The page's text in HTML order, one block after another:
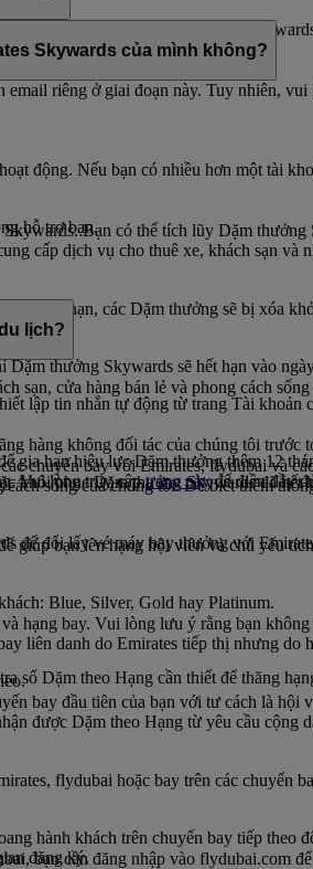
sẻ với những hội viên Emirates
Skywards của mình không?
riêng ở giai đoạn này. Tuy nhiên,
động. Nếu bạn có nhiều hơn một tài
hỗ trợ bạn.Bạn có thể tích lũy Dặm
cấp dịch vụ cho thuê xe, khách sạn và
hết hạn, các Dặm thưởng sẽ bị xóa
thưởng Skywards sẽ hết hạn vào
lập tin nhắn tự động từ trang Tài
hạn hiệu lực Dặm thưởng thêm 12
Vui lòng truy cậptrang nàyđể điền đầy
lịch?
sạn, cửa hàng bán lẻ và phong cách
hàng không đối tác của chúng tôi trước
khôi phục Dặm thưởng Skywards đã
chuyến bay với Emirates, flydubai và
cách sống của chúng tôi. Để biết thêm
để đổi lấy vé máy bay thưởng với
giúp bạn lên hạng hội viên và chủ yếu
Blue, Silver, Gold hay Platinum.
số Dặm theo Hạng cần thiết để thăng
hạng bay. Vui lòng lưu ý rằng bạn
liên danh do Emirates tiếp thị nhưng do
bay đầu tiên của bạn với tư cách là hội
được Dặm theo Hạng từ yêu cầu
flydubai hoặc bay trên các chuyến
hành khách trên chuyến bay tiếp theo
đăng ký.
bạn cần đăng nhập vào flydubai.com